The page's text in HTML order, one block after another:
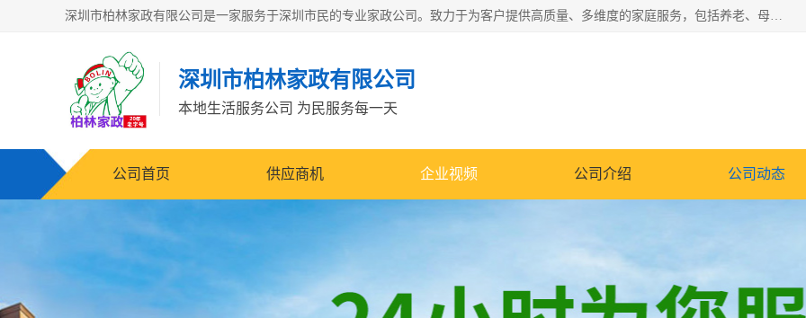
深圳市柏林家政有限公司是一家服务于深圳市民的专业家政公司。致力于为客户提供高质量、多维度的家庭服务，包括养老、母婴、月嫂育婴早教、康复理疗、家电清洗和保洁等方面的专业服务。
深圳市柏林家政有限公司
本地生活服务公司 为民服务每一天
公司首页 供应商机 企业视频 公司介绍 公司动态